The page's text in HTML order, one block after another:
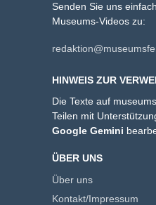
Senden Sie uns
Museums-Videos zu:
HINWEIS ZUR
Die Texte auf
Teilen mit
Google Gemini
ÜBER UNS
Über uns
Kontakt/Impressum